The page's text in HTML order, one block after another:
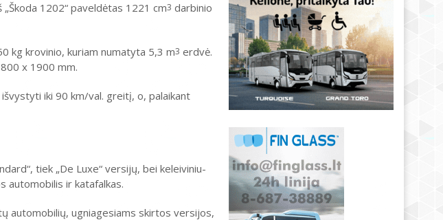
1202“ paveldėtas 1221 cm3 darbinio
kg krovinio, kuriam numatyta 5,3 m3 erdvė.
x 1900 mm.
iki 90 km/val. greitį, o, palaikant
tiek „De Luxe“ versijų, bei keleiviniu-
automobilis ir katafalkas.
automobilių, ugniagesiams skirtos versijos,